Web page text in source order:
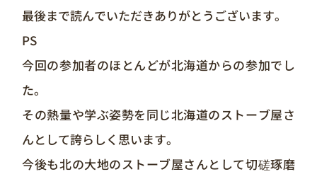
最後まで読んでいただきありがとうございます。
PS
今回の参加者のほとんどが北海道からの参加でし
た。
その熱量や学ぶ姿勢を同じ北海道のストーブ屋さ
んとして誇らしく思います。
今後も北の大地のストーブ屋さんとして切磋琢磨